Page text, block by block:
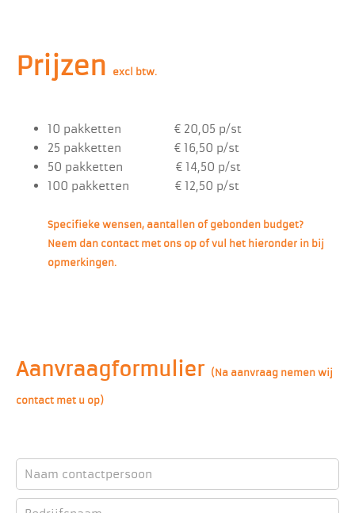
Prijzen excl btw.
10 pakketten € 20,05 p/st
25 pakketten € 16,50 p/st
50 pakketten € 14,50 p/st
100 pakketten € 12,50 p/st
Specifieke wensen, aantallen of gebonden budget?
Neem dan contact met ons op of vul het hieronder in bij
opmerkingen.
Aanvraagformulier (Na aanvraag nemen wij
contact met u op)